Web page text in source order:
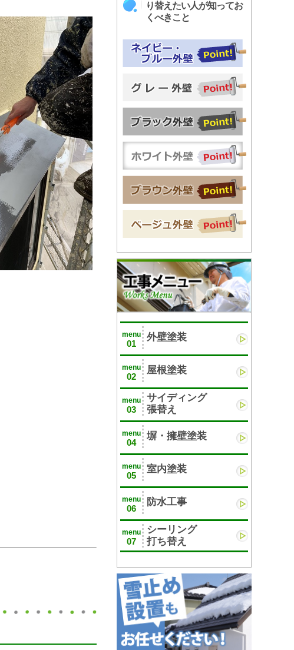
り替えたい人が知ってお
くべきこと
menu
01
外壁塗装
menu
02
屋根塗装
menu
03
サイディング
張替え
menu
04
塀・擁壁塗装
menu
05
室内塗装
menu
06
防水工事
menu
07
シーリング
打ち替え